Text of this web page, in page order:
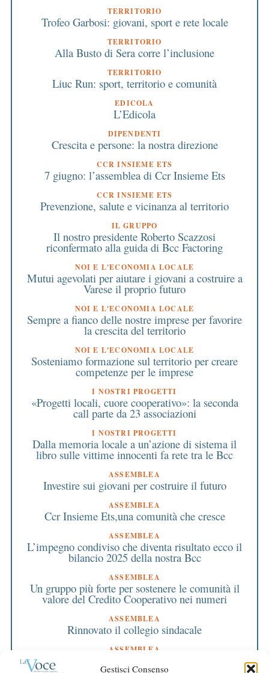
Gestisci Consenso
TERRITORIO
Trofeo Garbosi: giovani, sport e rete locale
TERRITORIO
Alla Busto di Sera corre l’inclusione
TERRITORIO
Liuc Run: sport, territorio e comunità
EDICOLA
L’Edicola
DIPENDENTI
Crescita e persone: la nostra direzione
CCR INSIEME ETS
7 giugno: l’assemblea di Ccr Insieme Ets
CCR INSIEME ETS
Prevenzione, salute e vicinanza al territorio
IL GRUPPO
Il nostro presidente Roberto Scazzosi
riconfermato alla guida di Bcc Factoring
NOI E L'ECONOMIA LOCALE
Mutui agevolati per aiutare i giovani a costruire a
Varese il proprio futuro
NOI E L'ECONOMIA LOCALE
Sempre a fianco delle nostre imprese per favorire
la crescita del territorio
NOI E L'ECONOMIA LOCALE
Sosteniamo formazione sul territorio per creare
competenze per le imprese
I NOSTRI PROGETTI
«Progetti locali, cuore cooperativo»: la seconda
call parte da 23 associazioni
I NOSTRI PROGETTI
Dalla memoria locale a un’azione di sistema il
libro sulle vittime innocenti fa rete tra le Bcc
ASSEMBLEA
Investire sui giovani per costruire il futuro
ASSEMBLEA
Ccr Insieme Ets,una comunità che cresce
ASSEMBLEA
L’impegno condiviso che diventa risultato ecco il
bilancio 2025 della nostra Bcc
ASSEMBLEA
Un gruppo più forte per sostenere le comunità il
valore del Credito Cooperativo nei numeri
ASSEMBLEA
Rinnovato il collegio sindacale
ASSEMBLEA
Bilancio approvato all’unanimità e 2 milioni